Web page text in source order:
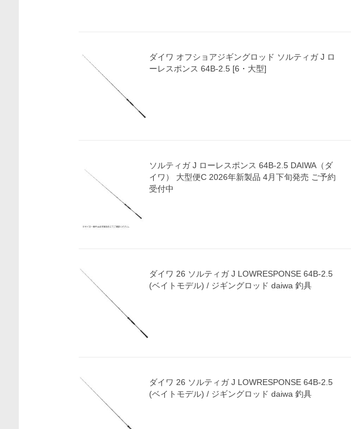
ダイワ オフショアジギングロッド ソルティガ J ロ
ーレスポンス 64B-2.5 [6・大型]
ソルティガ J ローレスポンス 64B-2.5 DAIWA（ダ
イワ） 大型便C 2026年新製品 4月下旬発売 ご予約
受付中
ダイワ 26 ソルティガ J LOWRESPONSE 64B-2.5
(ベイトモデル) / ジギングロッド daiwa 釣具
ダイワ 26 ソルティガ J LOWRESPONSE 64B-2.5
(ベイトモデル) / ジギングロッド daiwa 釣具